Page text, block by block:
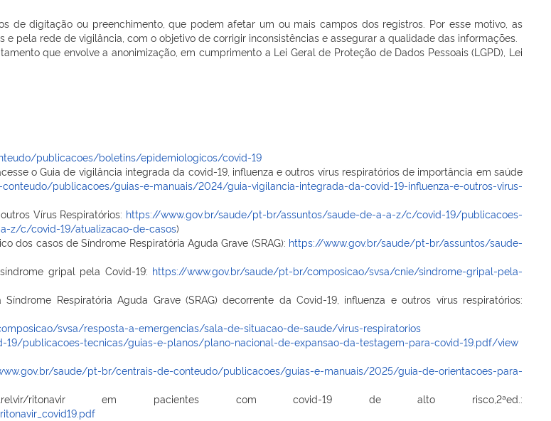
de digitação ou preenchimento, que podem afetar um ou mais campos dos registros. Por esse motivo, as
pela rede de vigilância, com o objetivo de corrigir inconsistências e assegurar a qualidade das informações.
que envolve a anonimização, em cumprimento a Lei Geral de Proteção de Dados Pessoais (LGPD), Lei
publicacoes/boletins/epidemiologicos/covid-19
o Guia de vigilância integrada da covid-19, influenza e outros vírus respiratórios de importância em saúde
publicacoes/guias-e-manuais/2024/guia-vigilancia-integrada-da-covid-19-influenza-e-outros-virus-
Vírus Respiratórios: https://www.gov.br/saude/pt-br/assuntos/saude-de-a-a-z/c/covid-19/publicacoes-
z/c/covid-19/atualizacao-de-casos)
dos casos de Síndrome Respiratória Aguda Grave (SRAG): https://www.gov.br/saude/pt-br/assuntos/saude-
gripal pela Covid-19: https://www.gov.br/saude/pt-br/composicao/svsa/cnie/sindrome-gripal-pela-
Respiratória Aguda Grave (SRAG) decorrente da Covid-19, influenza e outros vírus respiratórios:
svsa/resposta-a-emergencias/sala-de-situacao-de-saude/virus-respiratorios
publicacoes-tecnicas/guias-e-planos/plano-nacional-de-expansao-da-testagem-para-covid-19.pdf/view
saude/pt-br/centrais-de-conteudo/publicacoes/guias-e-manuais/2025/guia-de-orientacoes-para-
ritonavir em pacientes com covid-19 de alto risco,2ªed.: